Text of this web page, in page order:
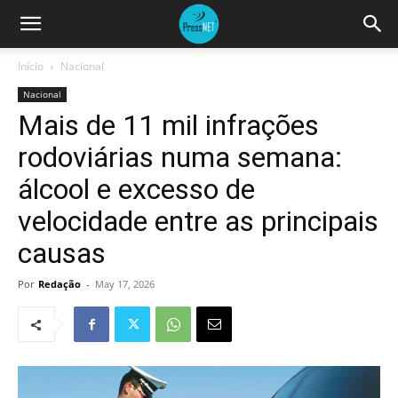
Início Nacional
Nacional
Mais de 11 mil infrações
rodoviárias numa semana:
álcool e excesso de
velocidade entre as principais
causas
Por Redação - May 17, 2026